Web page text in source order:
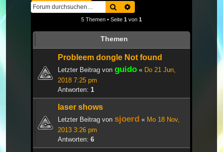
Suche
5 Themen • Seite 1 von 1
Themen
Probleem dongle Not found
Letzter Beitrag von guido « Do 21 Jun,
2018 7:25 pm
Antworten: 1
laser shows
Letzter Beitrag von sjoerd « Mo 18 Nov,
2013 3:26 pm
Antworten: 6